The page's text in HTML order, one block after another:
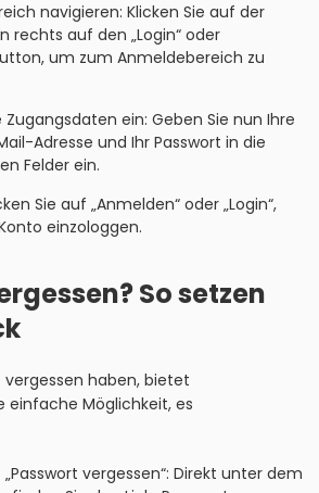
navigieren: Klicken Sie auf der
rechts auf den „Login“ oder
um zum Anmeldebereich zu
Zugangsdaten ein: Geben Sie nun Ihre
Adresse und Ihr Passwort in die
Felder ein.
Sie auf „Anmelden“ oder „Login“,
einzologgen.
So setzen
vergessen haben, bietet
Möglichkeit, es
vergessen“: Direkt unter dem